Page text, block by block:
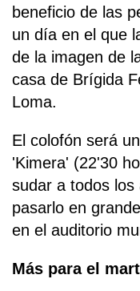
beneficio de las
un día en el que
de la imagen de
casa de Brígida
Loma.
El colofón será
'Kimera' (22'30
sudar a todos los
pasarlo en
en el auditorio
Más para el